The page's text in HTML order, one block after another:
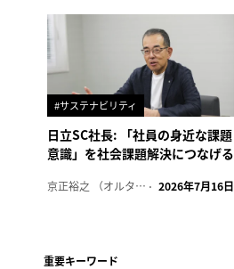
#サステナビリティ
日立SC社長: 「社員の身近な課題
意識」を社会課題解決につなげる
京正裕之 （オルタナ副編集長） 2026年7月16日
重要キーワード